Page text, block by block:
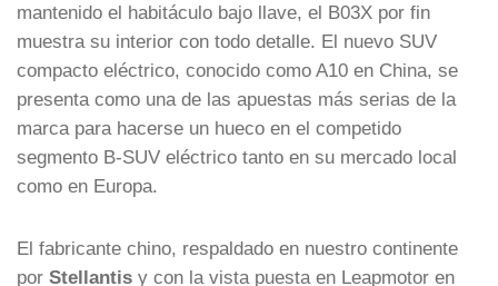
mantenido el habitáculo bajo llave, el B03X por fin
muestra su interior con todo detalle. El nuevo SUV
compacto eléctrico, conocido como A10 en China, se
presenta como una de las apuestas más serias de la
marca para hacerse un hueco en el competido
segmento B-SUV eléctrico tanto en su mercado local
como en Europa.
El fabricante chino, respaldado en nuestro continente
por Stellantis y con la vista puesta en Leapmotor en